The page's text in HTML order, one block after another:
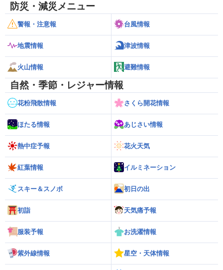
防災・減災メニュー
警報・注意報 台風情報
地震情報 津波情報
火山情報 避難情報
自然・季節・レジャー情報
花粉飛散情報 さくら開花情報
ほたる情報 あじさい情報
熱中症予報 花火天気
紅葉情報 イルミネーション
スキー＆スノボ 初日の出
初詣 天気痛予報
服装予報 お洗濯情報
紫外線情報 星空・天体情報